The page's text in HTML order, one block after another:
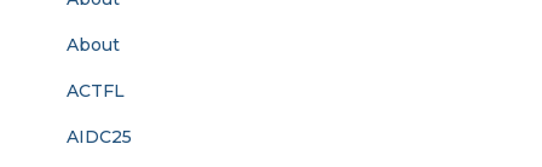
About
ACTFL
AIDC25